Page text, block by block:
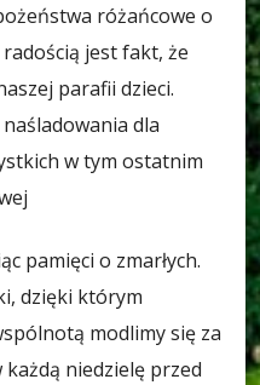
różańcowe o
jest fakt, że
parafii dzieci.
dla
w tym ostatnim
pamięci o zmarłych.
dzięki którym
modlimy się za
każdą niedzielę przed